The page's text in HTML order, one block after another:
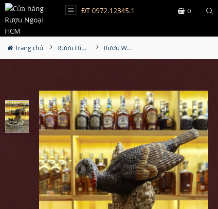
ĐT 0972.12345.1 0
Trang chủ Rượu Hiếm - Cũ Rượu Wild Turkey No12 - 1986